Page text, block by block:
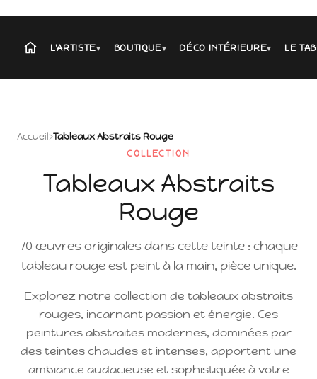
L'ARTISTE▾ BOUTIQUE▾ DÉCO INTÉRIEURE▾ LE
Accueil›Tableaux Abstraits Rouge
COLLECTION
Tableaux Abstraits
Rouge
70 œuvres originales dans cette teinte : chaque
tableau rouge est peint à la main, pièce unique.
Explorez notre collection de tableaux abstraits
rouges, incarnant passion et énergie. Ces
peintures abstraites modernes, dominées par
des teintes chaudes et intenses, apportent une
ambiance audacieuse et sophistiquée à votre